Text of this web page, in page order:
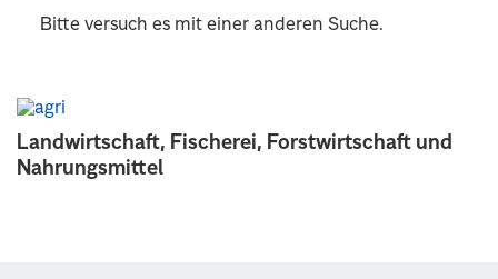
Landwirtschaft, Fischerei, Forstwirtschaft und
Nahrungsmittel
Bitte versuch es mit einer anderen Suche.